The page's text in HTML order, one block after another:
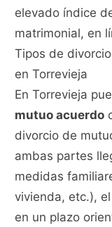
elevado índice
matrimonial, en
Tipos de
en Torrevieja
En Torrevieja
mutuo acuerdo
divorcio de
ambas partes
medidas
vivienda, etc.),
en un plazo